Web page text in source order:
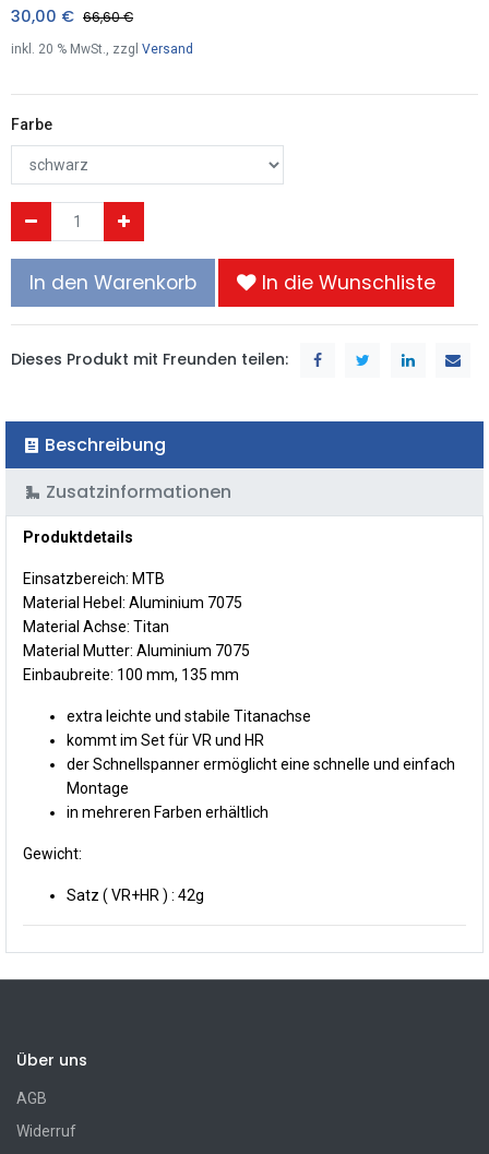
30,00 € 66,60€
inkl. 20 % MwSt., zzgl Versand
Farbe
In den Warenkorb In die Wunschliste
Dieses Produkt mit Freunden teilen:
Beschreibung
Zusatzinformationen
Produktdetails
Einsatzbereich: MTB
Material Hebel: Aluminium 7075
Material Achse: Titan
Material Mutter: Aluminium 7075
Einbaubreite: 100 mm, 135 mm
extra leichte und stabile Titanachse
kommt im Set für VR und HR
der Schnellspanner ermöglicht eine schnelle und einfach
Montage
in mehreren Farben erhältlich
Gewicht:
Satz ( VR+HR ) : 42g
Über uns
AGB
Widerruf